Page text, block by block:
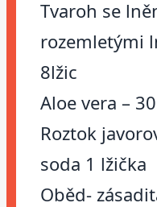
Tvaroh se
rozemletými
8lžic
Aloe vera –
Roztok
soda 1 lžička
Oběd-